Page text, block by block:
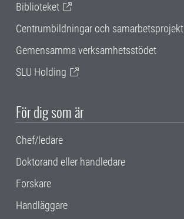
Biblioteket
Centrumbildningar och samarbetsprojekt
Gemensamma verksamhetsstödet
SLU Holding
För dig som är
Chef/ledare
Doktorand eller handledare
Forskare
Handläggare